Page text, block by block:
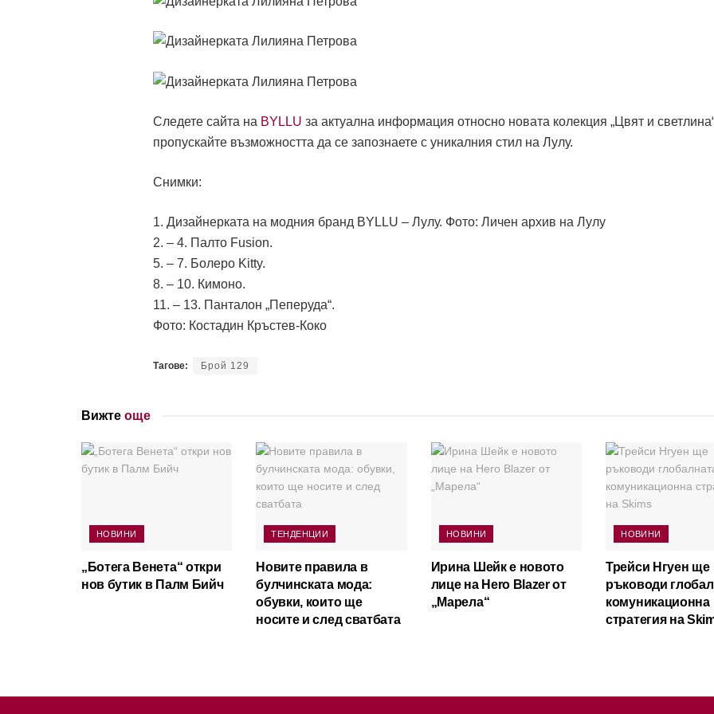
Следете сайта на BYLLU за актуална информация относно новата колекция „Цвят и
пропускайте възможността да се запознаете с уникалния стил на Лулу.
Снимки:
1. Дизайнерката на модния бранд BYLLU – Лулу. Фото: Личен архив на Лулу
2. – 4. Палто Fusion.
5. – 7. Болеро Kitty.
8. – 10. Кимоно.
11. – 13. Панталон „Пеперуда“.
Фото: Костадин Кръстев-Коко
Тагове: Брой 129
Вижте още
НОВИНИ
„Ботега Венета“ откри
нов бутик в Палм Бийч
ТЕНДЕНЦИИ
Новите правила в
булчинската мода:
обувки, които ще
носите и след сватбата
НОВИНИ
Ирина Шейк е новото
лице на Hero Blazer от
„Марела“
НОВИНИ
Трейси Нгуен ще
ръководи
комуникационна
стратегия на